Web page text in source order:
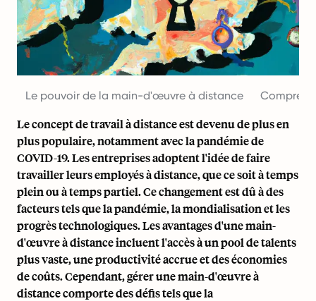
Le pouvoir de la main-d'œuvre à distance
Le concept de travail à distance est devenu de plus en
plus populaire, notamment avec la pandémie de
COVID-19. Les entreprises adoptent l'idée de faire
travailler leurs employés à distance, que ce soit à temps
plein ou à temps partiel. Ce changement est dû à des
facteurs tels que la pandémie, la mondialisation et les
progrès technologiques. Les avantages d'une main-
d'œuvre à distance incluent l'accès à un pool de talents
plus vaste, une productivité accrue et des économies
de coûts. Cependant, gérer une main-d'œuvre à
distance comporte des défis tels que la